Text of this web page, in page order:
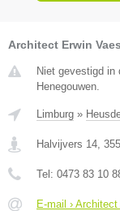
Architect Erwin Vaes
Niet gevestigd in
Henegouwen.
Limburg »
Halvijvers 14
Tel: 0473 83 10
E-mail ›